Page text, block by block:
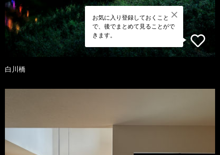
お気に入り登録しておくこと
で、後でまとめて見ることがで
きます。
白川橋